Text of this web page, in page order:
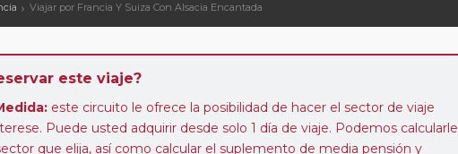
Viajar por Francia Y Suiza Con Alsacia Encantada
este viaje?
este circuito le ofrece la posibilidad de hacer el sector de viaje
Puede usted adquirir desde solo 1 día de viaje. Podemos calcularle
que elija, así como calcular el suplemento de media pensión y